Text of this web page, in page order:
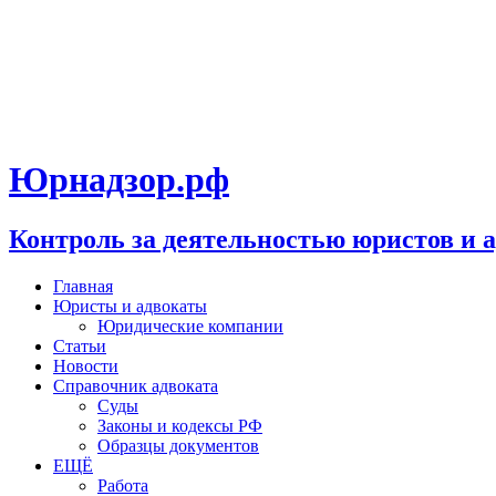
Юрнадзор.рф
Контроль за деятельностью юристов и
Главная
Юристы и адвокаты
Юридические компании
Статьи
Новости
Справочник адвоката
Суды
Законы и кодексы РФ
Образцы документов
ЕЩЁ
Работа